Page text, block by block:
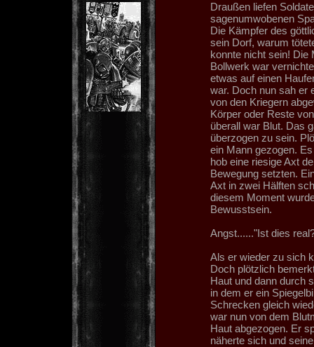
Draußen liefen
sagenumwobenen
Die Kämpfer des
sein Dorf, warum
konnte nicht sein! Die
Bollwerk war
etwas auf einen
war. Doch nun sah er
von den Kriegern
Körper oder Reste
überall war Blut. Das
überzogen zu sein.
ein Mann gezogen.
hob eine riesige Axt
Bewegung setzten.
Axt in zwei Hälften
diesem Moment
Bewusstsein.
Angst......"Ist dies
Als er wieder zu sich
Doch plötzlich
Haut und dann durch
in dem er ein
Schrecken gleich
war nun von dem
Haut abgezogen. Er
näherte sich und